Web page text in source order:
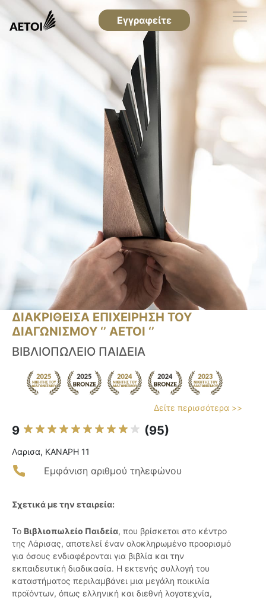
Εγγραφείτε
ΔΙΑΚΡΙΘΕΙΣΑ ΕΠΙΧΕΙΡΗΣΗ ΤΟΥ
ΔΙΑΓΩΝΙΣΜΟΥ ‘’ ΑΕΤΟΙ ‘’
ΒΙΒΛΙΟΠΩΛΕΙΟ ΠΑΙΔΕΙΑ
Δείτε περισσότερα >>
9 (95)
Λαρισα, ΚΑΝΑΡΗ 11
Εμφάνιση αριθμού τηλεφώνου
Σχετικά με την εταιρεία:
Το Βιβλιοπωλείο Παιδεία, που βρίσκεται στο κέντρο
της Λάρισας, αποτελεί έναν ολοκληρωμένο προορισμό
για όσους ενδιαφέρονται για βιβλία και την
εκπαιδευτική διαδικασία. Η εκτενής συλλογή του
καταστήματος περιλαμβάνει μια μεγάλη ποικιλία
προϊόντων, όπως ελληνική και διεθνή λογοτεχνία,